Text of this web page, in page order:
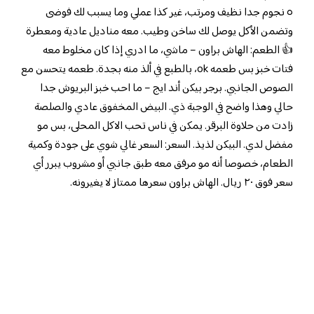
٥ نجوم جدا نظيف ومرتب، غير كذا عملي وما يسبب لك فوضى
وتضمن الأكل يوصل لك ساخن وطيب. معه مناديل عادية ومعطرة
👍 الطعم: الهاش براون – ماشي، ما ادري إذا كان مخلوط معه
فتات خبز بس طعمه ok، بالطبع في ألذ منه بجدة. طعمه يتحسن مع
الصوص الجانبي. برجر بيكن أند ايج – ما احب خبز البريوش جدا
حالي وهذا واضح في الوجبة ذي. البيض المخفوق عادي والصلصة
زادت من حلاوة البرقر. يمكن في ناس تحب الاكل المحلى، بس مو
مفضل لدي. البيكن لذيذ. السعر: السعر غالي شوي على جودة وكمية
الطعام، خصوصا أنه مو مرفق معه طبق جانبي أو مشروب يبرر أي
سعر فوق ٢٠ ريال. الهاش براون سعرها ممتاز لا يغيرونه.